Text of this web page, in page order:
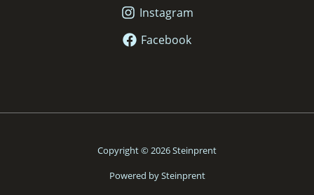
Instagram
Facebook
Copyright © 2026 Steinprent
Powered by Steinprent